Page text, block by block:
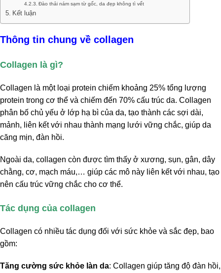
Đào thải nám sạm từ gốc, da đẹp không tì vết
Kết luận
Thông tin chung về collagen
Collagen là gì?
Collagen là một loại protein chiếm khoảng 25% tổng lượng
protein trong cơ thể và chiếm đến 70% cấu trúc da. Collagen
phân bố chủ yếu ở lớp hạ bì của da, tạo thành các sợi dài,
mảnh, liên kết với nhau thành mạng lưới vững chắc, giúp da
căng mịn, đàn hồi.
Ngoài da, collagen còn được tìm thấy ở xương, sụn, gân, dây
chằng, cơ, mạch máu,… giúp các mô này liên kết với nhau, tạo
nên cấu trúc vững chắc cho cơ thể.
Tác dụng của collagen
Collagen có nhiều tác dụng đối với sức khỏe và sắc đẹp, bao
gồm:
Tăng cường sức khỏe làn da: Collagen giúp tăng độ đàn hồi,